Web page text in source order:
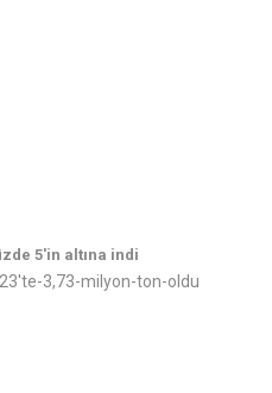
5'in altına indi